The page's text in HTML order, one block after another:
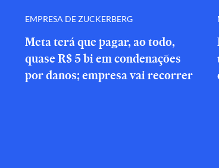
EMPRESA DE ZUCKERBERG
Meta terá que pagar, ao todo,
quase R$ 5 bi em condenações
por danos; empresa vai recorrer